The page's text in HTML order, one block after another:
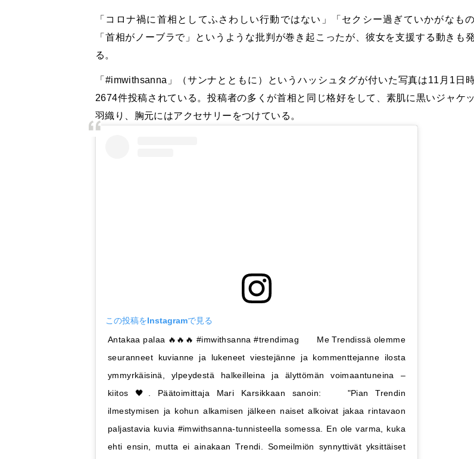
「コロナ禍に首相としてふさわしい行動ではない」「セクシー過ぎていかがなもの
「首相がノーブラで」というような批判が巻き起こったが、彼女を支援する動きも
る。
「#imwithsanna 」（サンナとともに）というハッシュタグが付いた写真は11 月 1 日
2674件投稿されている。投稿者の多くが首相と同じ格好をして、素肌に黒いジャケ
羽織り、胸元にはアクセサリーをつけている。
この投稿をInstagramで見る
Antakaa palaa 🔥🔥🔥 #imwithsanna #trendimag⠀ ⠀ Me Trendissä olemme
seuranneet kuvianne ja lukeneet viestejänne ja kommenttejanne ilosta
ymmyrkäisinä, ylpeydestä halkeilleina ja älyttömän voimaantuneina –
kiitos 🖤. Päätoimittaja Mari Karsikkaan sanoin:⠀ ⠀ "Pian Trendin
ilmestymisen ja kohun alkamisen jälkeen naiset alkoivat jakaa rintavaon
paljastavia kuvia #imwithsanna-tunnisteella somessa. En ole varma, kuka
ehti ensin, mutta ei ainakaan Trendi. Someilmiön synnyttivät yksittäiset